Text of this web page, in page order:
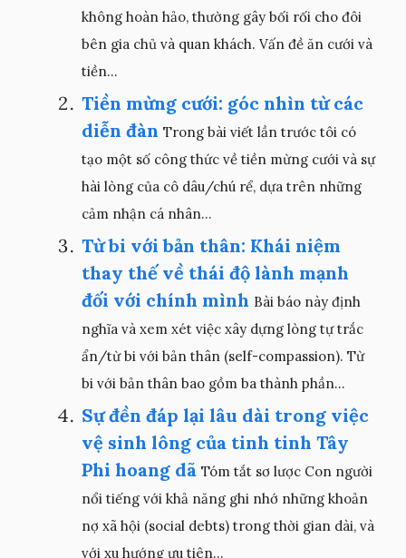
không hoàn hảo, thường gây bối rối cho đôi
bên gia chủ và quan khách. Vấn đề ăn cưới và
tiền...
Tiền mừng cưới: góc nhìn từ các
diễn đàn Trong bài viết lần trước tôi có
tạo một số công thức về tiền mừng cưới và sự
hài lòng của cô dâu/chú rể, dựa trên những
cảm nhận cá nhân...
Từ bi với bản thân: Khái niệm
thay thế về thái độ lành mạnh
đối với chính mình Bài báo này định
nghĩa và xem xét việc xây dựng lòng tự trắc
ẩn/từ bi với bản thân (self-compassion). Từ
bi với bản thân bao gồm ba thành phần...
Sự đền đáp lại lâu dài trong việc
vệ sinh lông của tinh tinh Tây
Phi hoang dã Tóm tắt sơ lược Con người
nổi tiếng với khả năng ghi nhớ những khoản
nợ xã hội (social debts) trong thời gian dài, và
với xu hướng ưu tiên...